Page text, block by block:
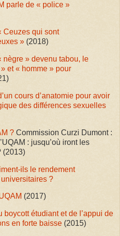
parle de « police »
Ceuzes qui sont
» (2018)
nègre » devenu tabou, le
et « homme » pour
cours d’anatomie pour avoir
des différences sexuelles
? Commission Curzi Dumont :
: jusqu’où iront les
(2013)
ils le rendement
?
(2017)
étudiant et de l’appui de
en forte baisse (2015)